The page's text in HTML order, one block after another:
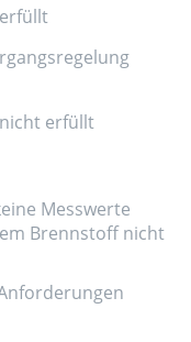
erfüllt
Messwerte
Brennstoff nicht